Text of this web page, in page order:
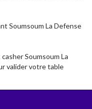
Soumsoum La Defense
Soumsoum La
valider votre table